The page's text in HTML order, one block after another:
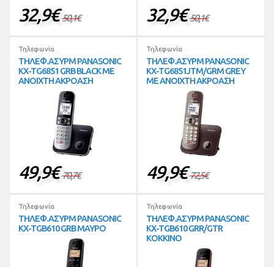
32,9€ 50,1€ 32,9€ 50,1€
Τηλεφωνία
ΤΗΛΕΦ.ΑΣΥΡΜ PANASONIC
KX-TG6851 GRB BLACK ΜΕ
ΑΝΟΙΧΤΗ ΑΚΡΟΑΣΗ
49,9€ 70,7€
Τηλεφωνία
ΤΗΛΕΦ.ΑΣΥΡΜ PANASONIC
KX-TG6851JTM/GRM GREY
ΜΕ ΑΝΟΙΧΤΗ ΑΚΡΟΑΣΗ
49,9€ 72,5€
Τηλεφωνία
ΤΗΛΕΦ.ΑΣΥΡΜ PANASONIC
KX-TGB610 GRB ΜΑΥΡΟ
Τηλεφωνία
ΤΗΛΕΦ.ΑΣΥΡΜ PANASONIC
KX-TGB610 GRR/GTR
ΚΟΚΚΙΝΟ